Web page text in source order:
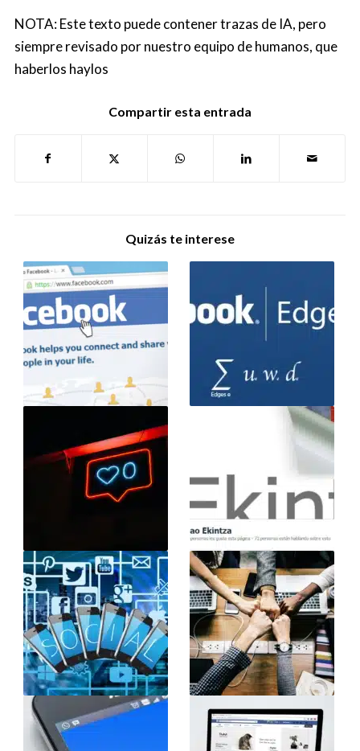
NOTA: Este texto puede contener trazas de IA, pero
siempre revisado por nuestro equipo de humanos, que
haberlos haylos
Compartir esta entrada
Quizás te interese